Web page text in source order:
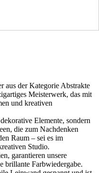
aus der Kategorie Abstrakte
Meisterwerk, das mit
und kreativen
Elemente, sondern
die zum Nachdenken
Raum – sei es im
Studio.
garantieren unsere
brillante Farbwiedergabe.